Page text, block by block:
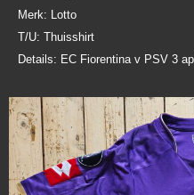
Merk: Lotto
T/U: Thuisshirt
Details: EC Fiorentina v PSV 3